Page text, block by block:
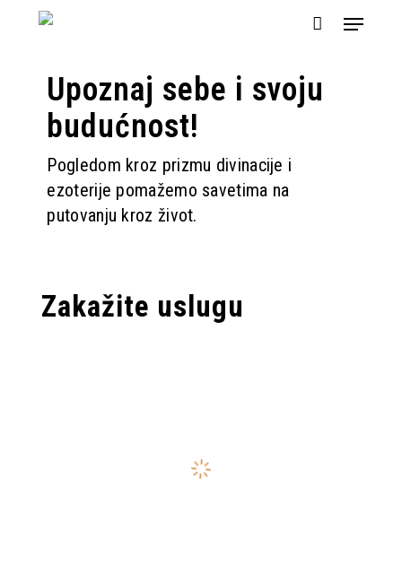
Menu
Upoznaj sebe i svoju
budućnost!
Pogledom kroz prizmu divinacije i
ezoterije pomažemo savetima na
putovanju kroz život.
Zakažite uslugu